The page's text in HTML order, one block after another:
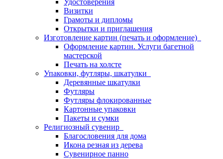
Удостоверения
Визитки
Грамоты и дипломы
Открытки и приглашения
Изготовление картин (печать и оформление)
Оформление картин. Услуги багетной
мастерской
Печать на холсте
Упаковки, футляры, шкатулки
Деревянные шкатулки
Футляры
Футляры флокированные
Картонные упаковки
Пакеты и сумки
Религиозный сувенир
Благословения для дома
Икона резная из дерева
Сувенирное панно